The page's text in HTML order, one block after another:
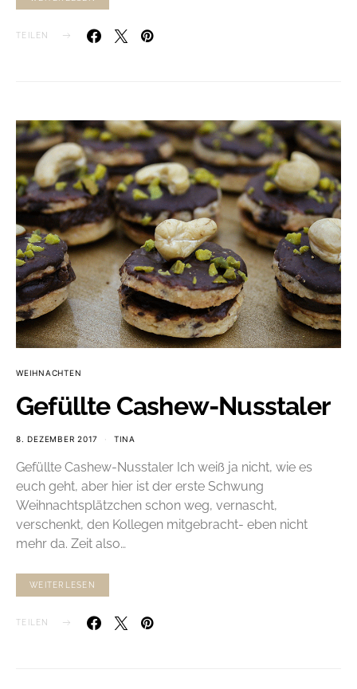
TEILEN
WEIHNACHTEN
Gefüllte Cashew-Nusstaler
8. DEZEMBER 2017 TINA
Gefüllte Cashew-Nusstaler Ich weiß ja nicht, wie es
euch geht, aber hier ist der erste Schwung
Weihnachtsplätzchen schon weg, vernascht,
verschenkt, den Kollegen mitgebracht- eben nicht
mehr da. Zeit also…
WEITERLESEN
TEILEN